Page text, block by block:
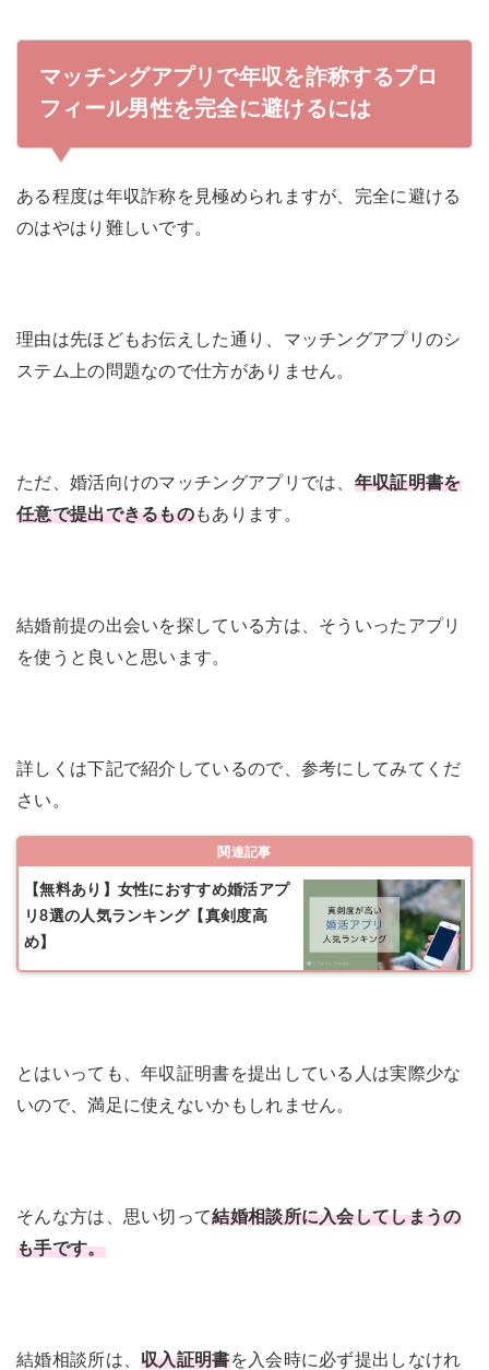
マッチングアプリで年収を詐称するプロ
フィール男性を完全に避けるには
ある程度は年収詐称を見極められますが、完全に避ける
のはやはり難しいです。
理由は先ほどもお伝えした通り、マッチングアプリのシ
ステム上の問題なので仕方がありません。
ただ、婚活向けのマッチングアプリでは、 年収証明書を
任意で提出できるものもあります。
結婚前提の出会いを探している方は、そういったアプリ
を使うと良いと思います。
詳しくは下記で紹介しているので、参考にしてみてくだ
さい。
関連記事
【無料あり】女性におすすめ婚活アプ
リ8選の人気ランキング【真剣度高
め】
とはいっても、年収証明書を提出している人は実際少な
いので、満足に使えないかもしれません。
そんな方は、思い切って結婚相談所に入会してしまうの
も手です。
結婚相談所は、収入証明書を入会時に必ず提出しなけれ